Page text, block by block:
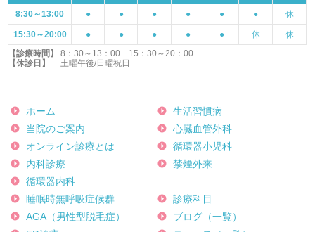
8:30～13:00 ● ● ● ● ● ● 休
15:30～20:00 ● ● ● ● ● 休
休
【診療時間】
8：30～13：00 15：30～20：00
【休診日】
土曜午後/日曜祝日
ホーム
当院のご案内
オンライン診療とは
内科診療
循環器内科
生活習慣病
心臓血管外科
循環器小児科
禁煙外来
睡眠時無呼吸症候群
AGA（男性型脱毛症）
診療科目
ブログ（一覧）